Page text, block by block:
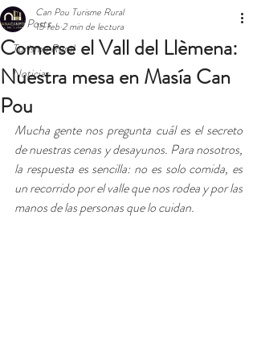
All Posts
Turismo Rural
Noticias
Comerse el Vall del Llèmena:
Nuestra mesa en Masía Can
Pou
Can Pou Turisme Rural
15 feb2 min de lectura
Mucha gente nos pregunta cuál es el secreto
de nuestras cenas y desayunos. Para nosotros,
la respuesta es sencilla: no es solo comida, es
un recorrido por el valle que nos rodea y por las
manos de las personas que lo cuidan.